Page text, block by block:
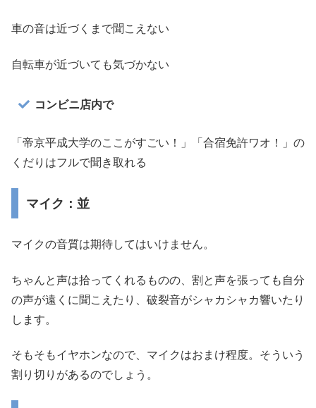
車の音は近づくまで聞こえない
自転車が近づいても気づかない
コンビニ店内で
「帝京平成大学のここがすごい！」「合宿免許ワオ！」の
くだりはフルで聞き取れる
マイク：並
マイクの音質は期待してはいけません。
ちゃんと声は拾ってくれるものの、割と声を張っても自分
の声が遠くに聞こえたり、破裂音がシャカシャカ響いたり
します。
そもそもイヤホンなので、マイクはおまけ程度。そういう
割り切りがあるのでしょう。